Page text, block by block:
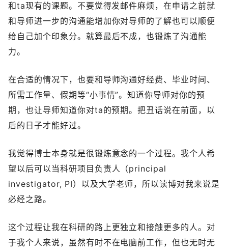
和ta现有的课题。不要觉得发邮件麻烦，在申请之前就
和导师进一步的沟通能增加你对导师的了解也可以顺便
给自己加个印象分。就算最后不成，也锻炼了沟通能
力。
在合适的情况下，也要和导师沟通好经费、毕业时间、
所需工作量、假期等“小事情”。知道你导师对你的预
期，也让导师知道你对ta的预期。把丑话说在前面，以
后的日子才能好过。
我觉得博士本身就是很锻炼意念的一个过程。我个人希
望以后可以当科研项目负责人（principal
investigator, PI）以及大学老师，所以读博对我来说是
必经之路。
这个过程让我在科研的路上更独立和接触更多的人。对
于我个人来说，虽然有时不在电脑前工作，但也无时无